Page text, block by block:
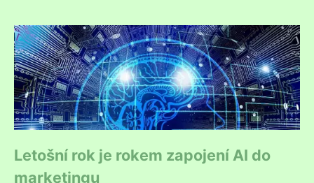
Letošní rok je rokem zapojení AI do
marketingu